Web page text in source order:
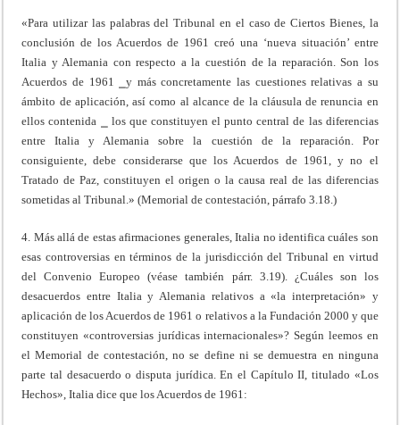
«Para utilizar las palabras del Tribunal en el caso de Ciertos Bienes, la
conclusión de los Acuerdos de 1961 creó una ‘nueva situación’ entre
Italia y Alemania con respecto a la cuestión de la reparación. Son los
Acuerdos de 1961 ⎯y más concretamente las cuestiones relativas a su
ámbito de aplicación, así como al alcance de la cláusula de renuncia en
ellos contenida ⎯ los que constituyen el punto central de las diferencias
entre Italia y Alemania sobre la cuestión de la reparación. Por
consiguiente, debe considerarse que los Acuerdos de 1961, y no el
Tratado de Paz, constituyen el origen o la causa real de las diferencias
sometidas al Tribunal.» (Memorial de contestación, párrafo 3.18.)
4. Más allá de estas afirmaciones generales, Italia no identifica cuáles son
esas controversias en términos de la jurisdicción del Tribunal en virtud
del Convenio Europeo (véase también párr. 3.19). ¿Cuáles son los
desacuerdos entre Italia y Alemania relativos a «la interpretación» y
aplicación de los Acuerdos de 1961 o relativos a la Fundación 2000 y que
constituyen «controversias jurídicas internacionales»? Según leemos en
el Memorial de contestación, no se define ni se demuestra en ninguna
parte tal desacuerdo o disputa jurídica. En el Capítulo II, titulado «Los
Hechos», Italia dice que los Acuerdos de 1961: